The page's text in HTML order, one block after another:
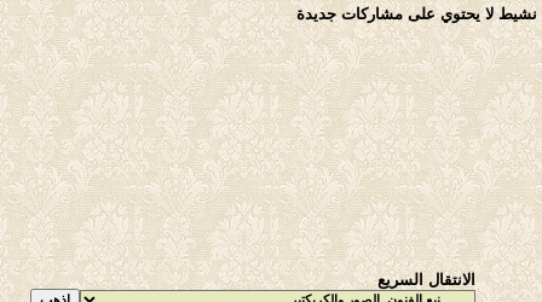
لا يحتوي على مشاركات جديدة
الانتقال السريع